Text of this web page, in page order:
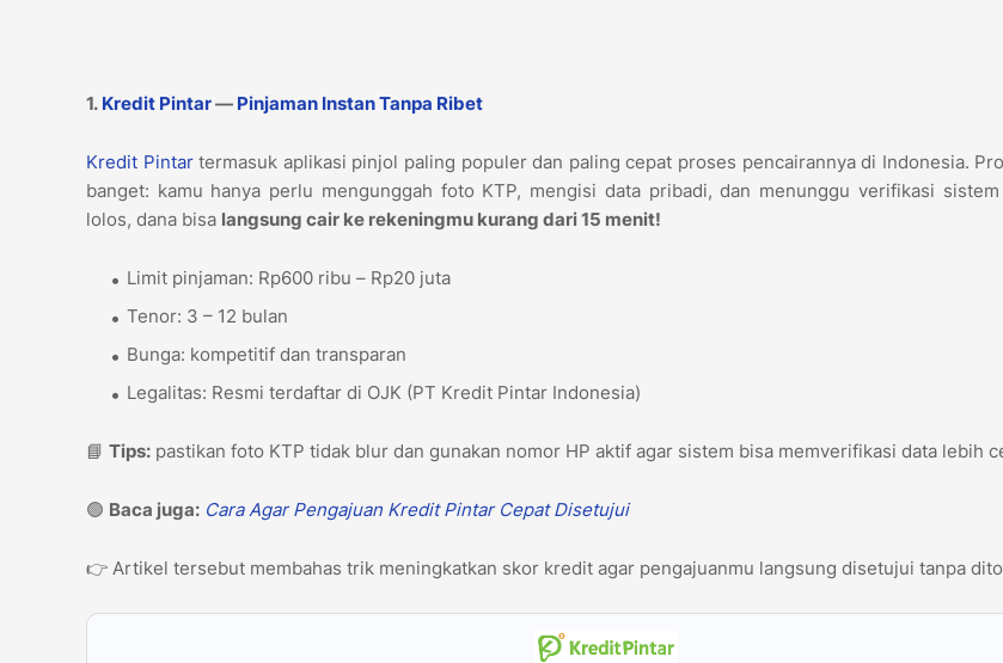
1. Kredit Pintar— Pinjaman Instan Tanpa Ribet
Kredit Pintartermasuk aplikasi pinjol paling populer dan paling cepat proses pencairannya di Indonesia.
banget: kamu hanya perlu mengunggah foto KTP, mengisi data pribadi, dan menunggu verifikasi
lolos, dana bisa langsung cair ke rekeningmu kurang dari 15 menit!
Limit pinjaman: Rp600 ribu – Rp20 juta
Tenor: 3 – 12 bulan
Bunga: kompetitif dan transparan
Legalitas: Resmi terdaftar di OJK (PT Kredit Pintar Indonesia)
📘 Tips: pastikan foto KTP tidak blur dan gunakan nomor HP aktif agar sistem bisa memverifikasi data lebih
🟢 Baca juga: Cara Agar Pengajuan Kredit Pintar Cepat Disetujui
👉 Artikel tersebut membahas trik meningkatkan skor kredit agar pengajuanmu langsung disetujui tanpa